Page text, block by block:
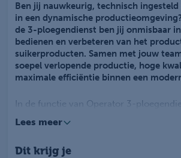
Ben jij nauwkeurig, technisch ingesteld
in een dynamische
de 3-ploegendienst ben jij onmisbaar
bedienen en verbeteren van het
suikerproducten. Samen met jouw
soepel verlopende productie, hoge
maximale efficiëntie binnen een
In de functie van Operator 3-
productieproces. Je bedient machines,
waar nodig. Dankzij jouw technische
Lees meer
Dit krijg je